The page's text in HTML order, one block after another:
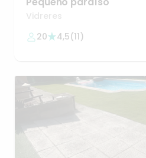
Vidreres
20
4,5(11)